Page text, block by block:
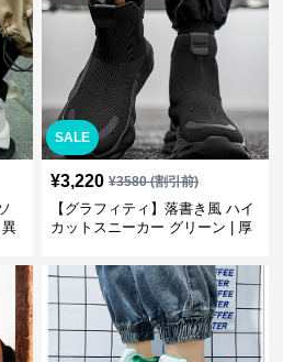
SALE
¥3,220 ¥3580(割引前)
【グラフィティ】落書き風 ハイ
カットスニーカー グリーン | 厚